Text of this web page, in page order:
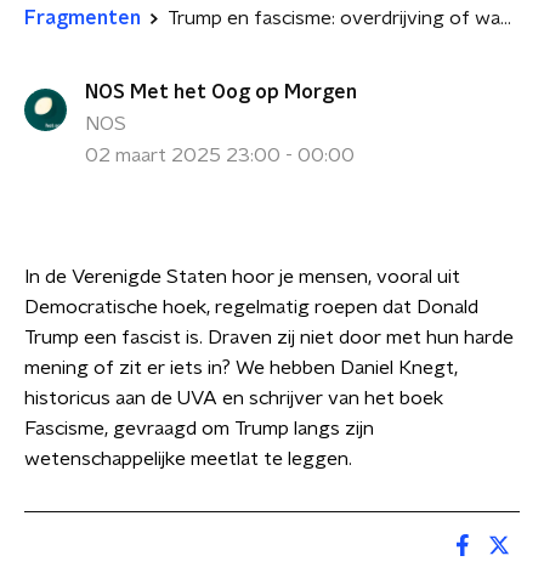
Fragmenten Trump en fascisme: overdrijving of waarheid?
NOS Met het Oog op Morgen
NOS
02 maart 2025 23:00 - 00:00
In de Verenigde Staten hoor je mensen, vooral uit
Democratische hoek, regelmatig roepen dat Donald
Trump een fascist is. Draven zij niet door met hun harde
mening of zit er iets in? We hebben Daniel Knegt,
historicus aan de UVA en schrijver van het boek
Fascisme, gevraagd om Trump langs zijn
wetenschappelijke meetlat te leggen.